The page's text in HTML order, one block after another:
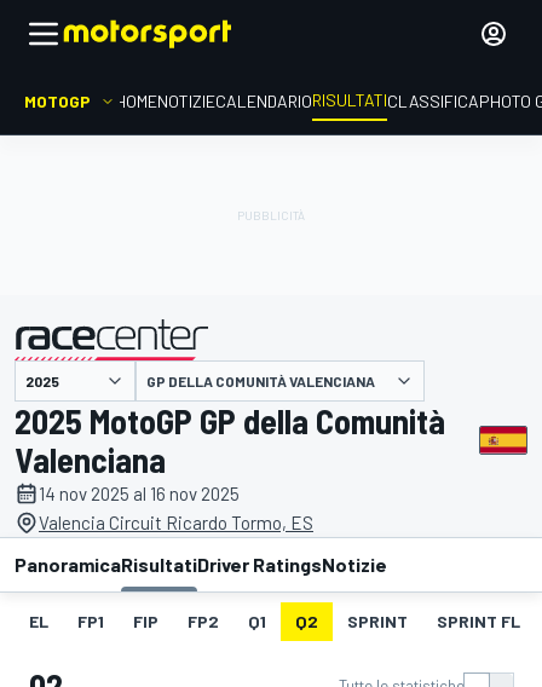
MOTOGP HOMENOTIZIECALENDARIORISULTATICLASSIFICAPHOTO
presentato da GP DELLA COMUNITÀ VALENCIANA
2025 MotoGP GP della Comunità
Valenciana
14 nov 2025 al 16 nov 2025
Valencia Circuit Ricardo Tormo, ES
PanoramicaRisultatiDriver RatingsNotizie
EL FP1 FIP FP2 Q1 Q2 SPRINT SPRINT FL